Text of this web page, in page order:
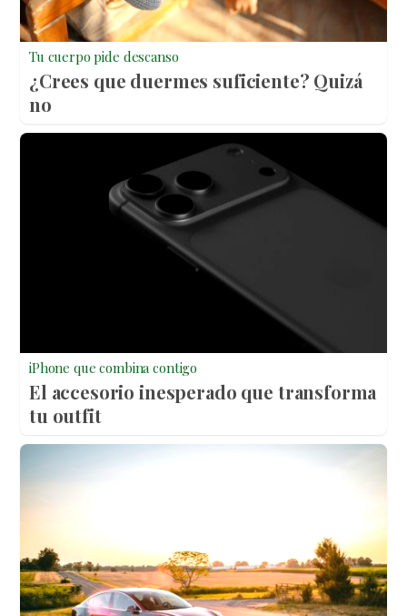
Tu cuerpo pide descanso
¿Crees que duermes suficiente? Quizá
no
iPhone que combina contigo
El accesorio inesperado que transforma
tu outfit